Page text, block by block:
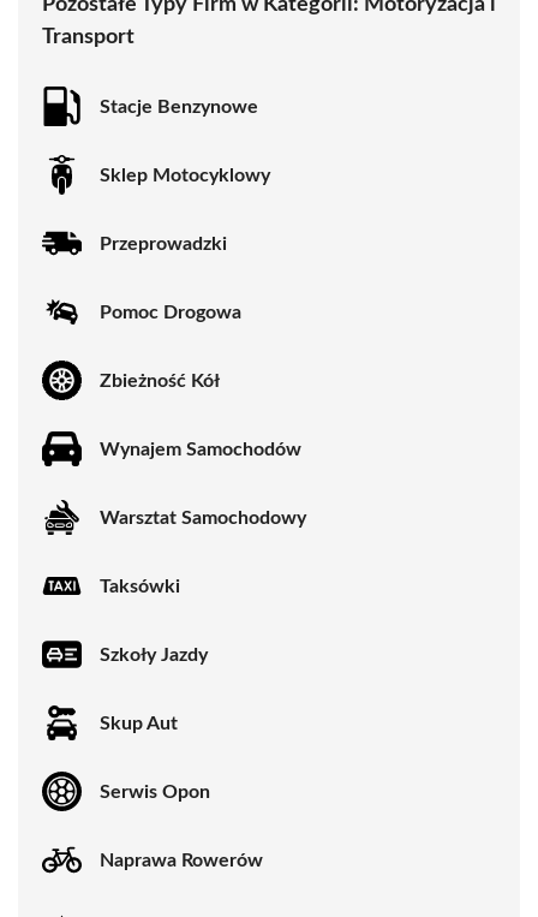
Pozostałe Typy Firm w Kategorii: Motoryzacja i
Transport
Stacje Benzynowe
Sklep Motocyklowy
Przeprowadzki
Pomoc Drogowa
Zbieżność Kół
Wynajem Samochodów
Warsztat Samochodowy
Taksówki
Szkoły Jazdy
Skup Aut
Serwis Opon
Naprawa Rowerów